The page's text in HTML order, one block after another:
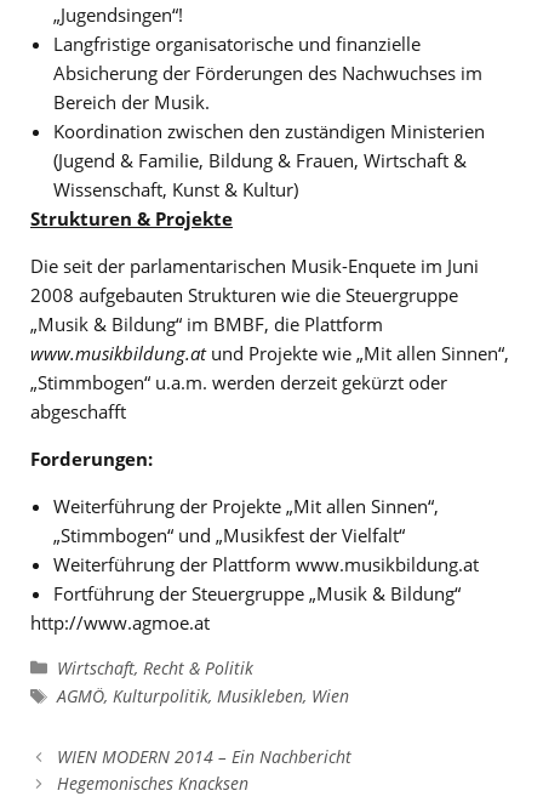
„Jugendsingen“!
Langfristige organisatorische und finanzielle
Absicherung der Förderungen des Nachwuchses im
Bereich der Musik.
Koordination zwischen den zuständigen Ministerien
(Jugend & Familie, Bildung & Frauen, Wirtschaft &
Wissenschaft, Kunst & Kultur)
Strukturen & Projekte
Die seit der parlamentarischen Musik-Enquete im Juni
2008 aufgebauten Strukturen wie die Steuergruppe
„Musik & Bildung“ im BMBF, die Plattform
www.musikbildung.atund Projekte wie „Mit allen Sinnen“,
„Stimmbogen“ u.a.m. werden derzeit gekürzt oder
abgeschafft
Forderungen:
Weiterführung der Projekte „Mit allen Sinnen“,
„Stimmbogen“ und „Musikfest der Vielfalt“
Weiterführung der Plattform www.musikbildung.at
Fortführung der Steuergruppe „Musik & Bildung“
http://www.agmoe.at
Kategorien
Wirtschaft, Recht & Politik
Schlagwörter
AGMÖ,Kulturpolitik,Musikleben, Wien
WIEN MODERN 2014 – Ein Nachbericht
Hegemonisches Knacksen